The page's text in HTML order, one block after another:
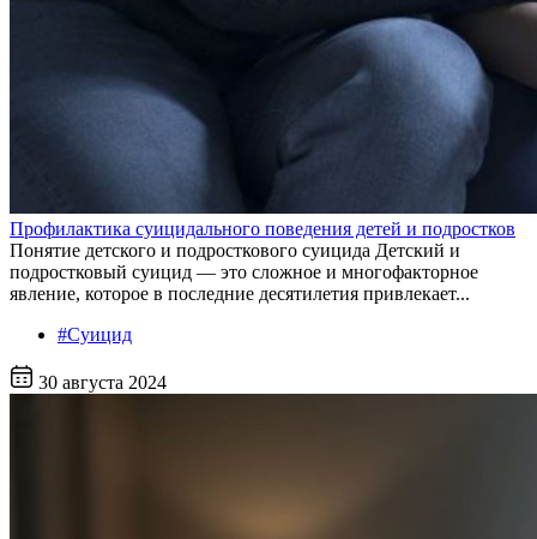
Профилактика суицидального поведения детей и подростков
Понятие детского и подросткового суицида Детский и
подростковый суицид — это сложное и многофакторное
явление, которое в последние десятилетия привлекает...
#Суицид
30 августа 2024